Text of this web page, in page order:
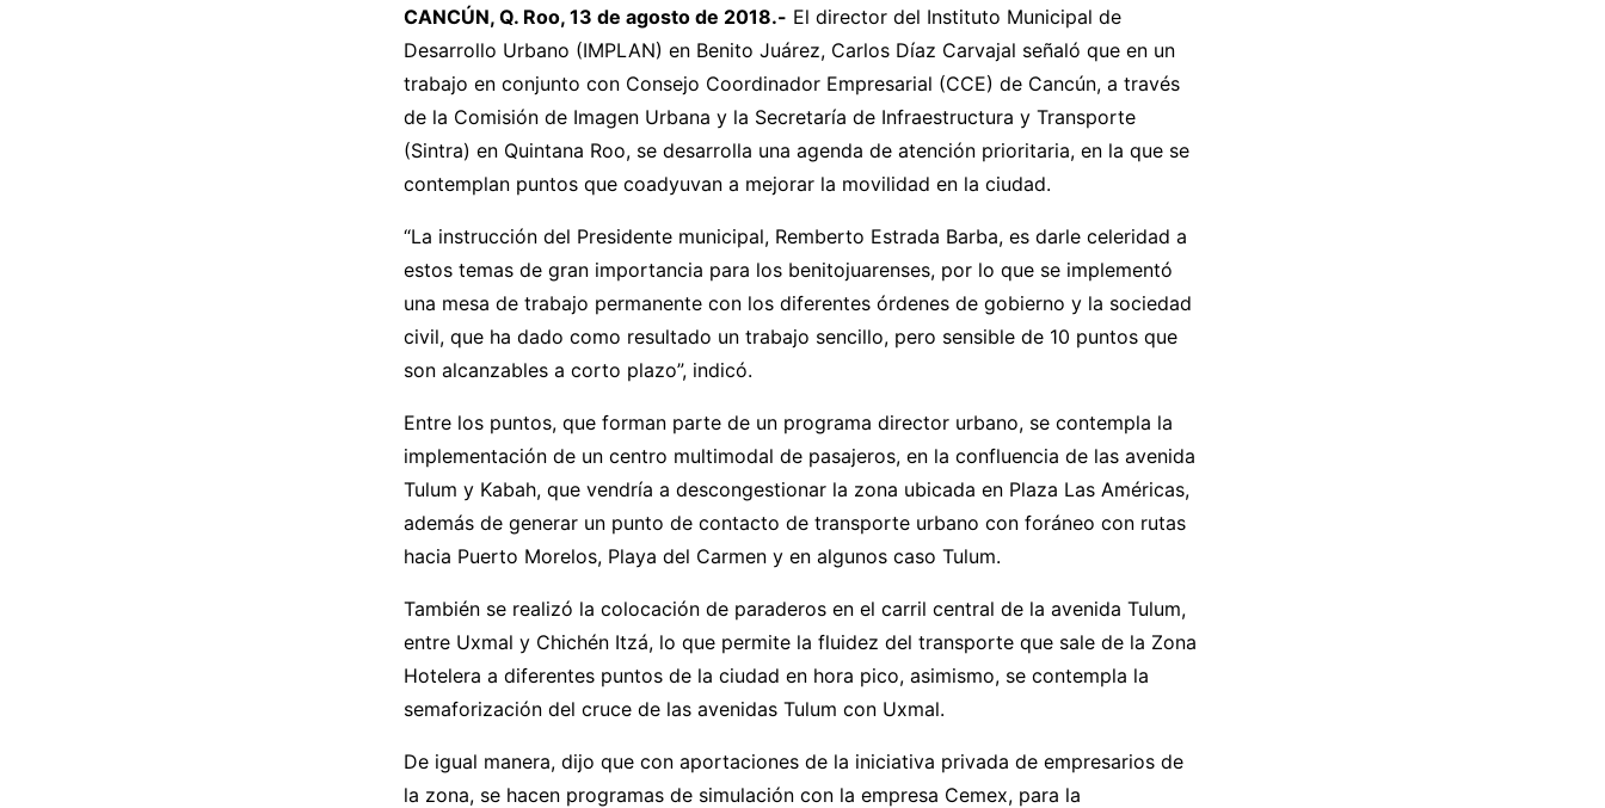
CANCÚN, Q. Roo, 13 de agosto de 2018.- El director del Instituto Municipal de
Desarrollo Urbano (IMPLAN) en Benito Juárez, Carlos Díaz Carvajal señaló que en un
trabajo en conjunto con Consejo Coordinador Empresarial (CCE) de Cancún, a través
de la Comisión de Imagen Urbana y la Secretaría de Infraestructura y Transporte
(Sintra) en Quintana Roo, se desarrolla una agenda de atención prioritaria, en la que se
contemplan puntos que coadyuvan a mejorar la movilidad en la ciudad.
“La instrucción del Presidente municipal, Remberto Estrada Barba, es darle celeridad a
estos temas de gran importancia para los benitojuarenses, por lo que se implementó
una mesa de trabajo permanente con los diferentes órdenes de gobierno y la sociedad
civil, que ha dado como resultado un trabajo sencillo, pero sensible de 10 puntos que
son alcanzables a corto plazo”, indicó.
Entre los puntos, que forman parte de un programa director urbano, se contempla la
implementación de un centro multimodal de pasajeros, en la confluencia de las avenida
Tulum y Kabah, que vendría a descongestionar la zona ubicada en Plaza Las Américas,
además de generar un punto de contacto de transporte urbano con foráneo con rutas
hacia Puerto Morelos, Playa del Carmen y en algunos caso Tulum.
También se realizó la colocación de paraderos en el carril central de la avenida Tulum,
entre Uxmal y Chichén Itzá, lo que permite la fluidez del transporte que sale de la Zona
Hotelera a diferentes puntos de la ciudad en hora pico, asimismo, se contempla la
semaforización del cruce de las avenidas Tulum con Uxmal.
De igual manera, dijo que con aportaciones de la iniciativa privada de empresarios de
la zona, se hacen programas de simulación con la empresa Cemex, para la